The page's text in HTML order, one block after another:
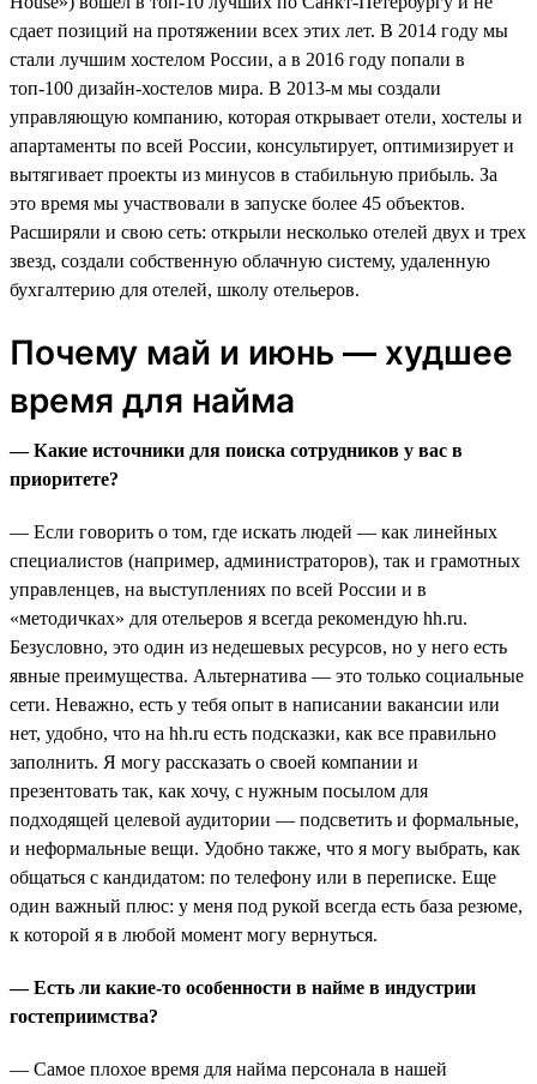
сдает позиций на протяжении всех этих лет. В 2014 году мы
стали лучшим хостелом России, а в 2016 году попали в
топ-100 дизайн-хостелов мира. В 2013-м мы создали
управляющую компанию, которая открывает отели, хостелы и
апартаменты по всей России, консультирует, оптимизирует и
вытягивает проекты из минусов в стабильную прибыль. За
это время мы участвовали в запуске более 45 объектов.
Расширяли и свою сеть: открыли несколько отелей двух и трех
звезд, создали собственную облачную систему, удаленную
бухгалтерию для отелей, школу отельеров.
Почему май и июнь — худшее
время для найма
— Какие источники для поиска сотрудников у вас в
приоритете?
— Если говорить о том, где искать людей — как линейных
специалистов (например, администраторов), так и грамотных
управленцев, на выступлениях по всей России и в
«методичках» для отельеров я всегда рекомендую hh.ru.
Безусловно, это один из недешевых ресурсов, но у него есть
явные преимущества. Альтернатива — это только социальные
сети. Неважно, есть у тебя опыт в написании вакансии или
нет, удобно, что на hh.ru есть подсказки, как все правильно
заполнить. Я могу рассказать о своей компании и
презентовать так, как хочу, с нужным посылом для
подходящей целевой аудитории — подсветить и формальные,
и неформальные вещи. Удобно также, что я могу выбрать, как
общаться с кандидатом: по телефону или в переписке. Еще
один важный плюс: у меня под рукой всегда есть база резюме,
к которой я в любой момент могу вернуться.
— Есть ли какие-то особенности в найме в индустрии
гостеприимства?
— Самое плохое время для найма персонала в нашей